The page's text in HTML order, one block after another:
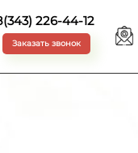
226-44-12
Заказать звонок